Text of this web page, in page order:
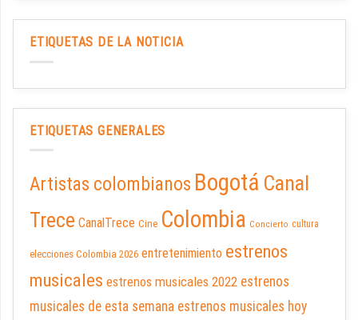
ETIQUETAS DE LA NOTICIA
ETIQUETAS GENERALES
Artistas colombianos Bogotá Canal
Trece CanalTrece Cine Colombia Concierto cultura
elecciones Colombia 2026 entretenimiento estrenos
musicales estrenos musicales 2022 estrenos
musicales de esta semana estrenos musicales hoy